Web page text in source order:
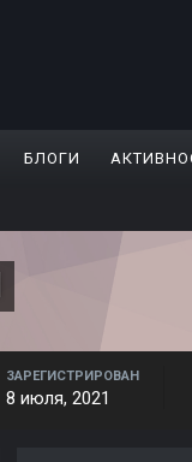
БЛОГИ
ЗАРЕГИСТРИРОВАН
8 июля, 2021